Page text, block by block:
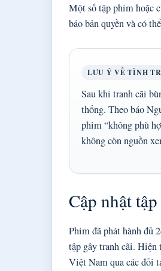
Một số tập phim hoặc
bảo bản quyền và có
LƯU Ý VỀ TÌNH
Sau khi tranh cãi
thống. Theo báo
phim “không phù
không còn nguồn
Cập nhật
Phim đã phát hành đủ
tập gây tranh cãi. Hiện
Việt Nam qua các đối